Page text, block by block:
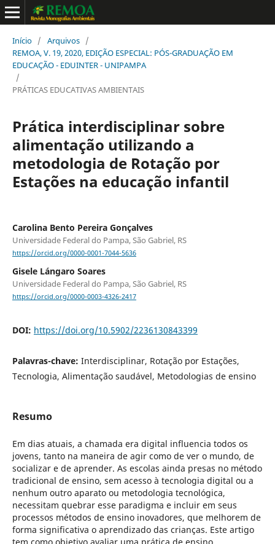
Início / Arquivos /
REMOA, V. 19, 2020, EDIÇÃO ESPECIAL: PÓS-GRADUAÇÃO EM
EDUCAÇÃO - EDUINTER - UNIPAMPA
/
PRÁTICAS EDUCATIVAS AMBIENTAIS
Prática interdisciplinar sobre
alimentação utilizando a
metodologia de Rotação por
Estações na educação infantil
Carolina Bento Pereira Gonçalves
Universidade Federal do Pampa, São Gabriel, RS
https://orcid.org/0000-0001-7044-5636
Gisele Lángaro Soares
Universidade Federal do Pampa, São Gabriel, RS
https://orcid.org/0000-0003-4326-2417
DOI: https://doi.org/10.5902/2236130843399
Palavras-chave: Interdisciplinar, Rotação por Estações,
Tecnologia, Alimentação saudável, Metodologias de ensino
Resumo
Em dias atuais, a chamada era digital influencia todos os
jovens, tanto na maneira de agir como de ver o mundo, de
socializar e de aprender. As escolas ainda presas no método
tradicional de ensino, sem acesso à tecnologia digital ou a
nenhum outro aparato ou metodologia tecnológica,
necessitam quebrar esse paradigma e incluir em seus
processos métodos de ensino inovadores, que melhorem de
forma significativa o aprendizado das crianças. Este artigo